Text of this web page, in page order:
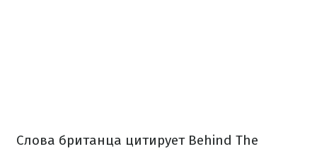
Слова британца цитирует Behind The